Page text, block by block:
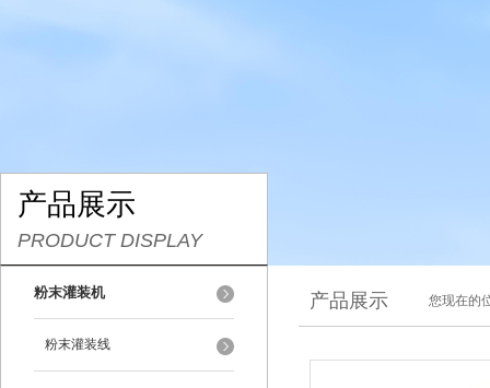
产品展示
PRODUCT DISPLAY
粉末灌装机
粉末灌装线
产品展示 您现在的